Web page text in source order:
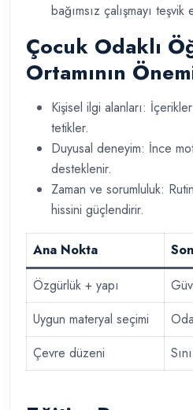
bağımsız çalışmayı teşvik
Çocuk Odaklı
Ortamının
Kişisel ilgi alanları:
tetikler.
Duyusal deneyim: İnce
desteklenir.
Zaman ve sorumluluk:
hissini güçlendirir.
Ana Nokta
Özgürlük + yapı
Uygun materyal seçimi
Çevre düzeni